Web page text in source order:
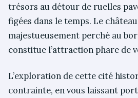
trésors au détour de ruelles
figées dans le temps. Le
majestueusement perché au
constitue l’attraction phare de
L’exploration de cette cité
contrainte, en vous laissant